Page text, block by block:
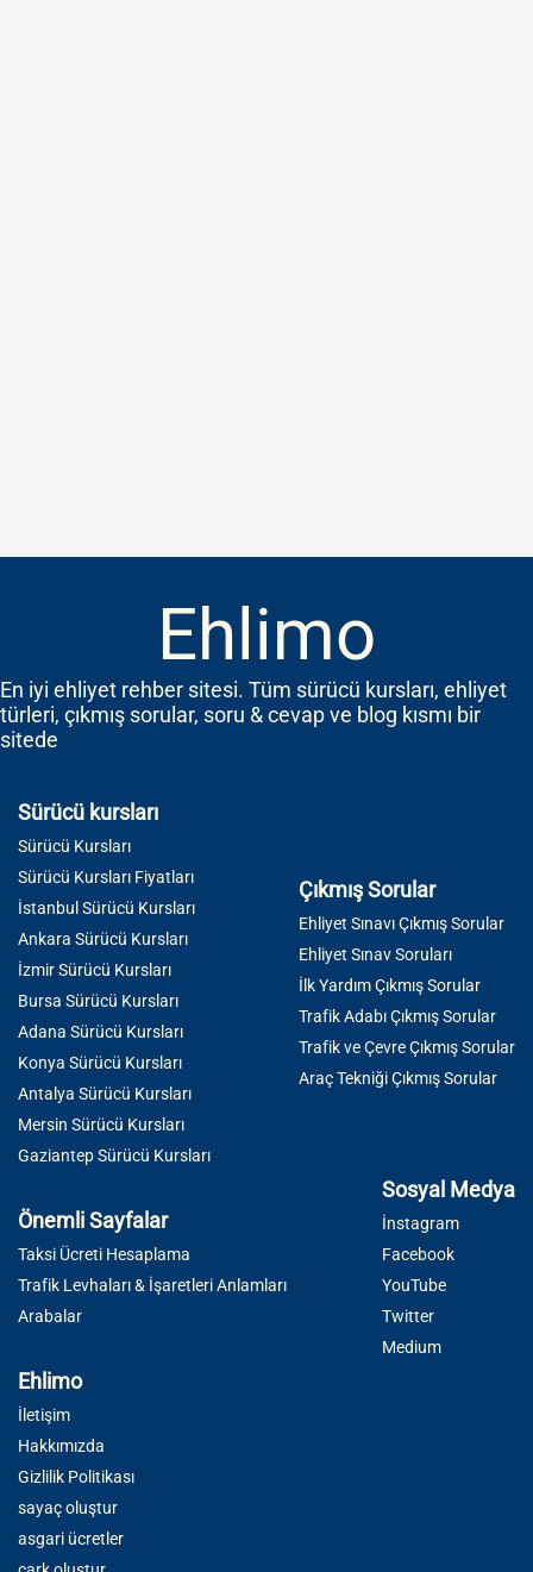
Ehlimo
En iyi ehliyet rehber sitesi. Tüm sürücü kursları, ehliyet
türleri, çıkmış sorular, soru & cevap ve blog kısmı bir
sitede
Sürücü kursları
Sürücü Kursları
Sürücü Kursları Fiyatları
İstanbul Sürücü Kursları
Ankara Sürücü Kursları
İzmir Sürücü Kursları
Bursa Sürücü Kursları
Adana Sürücü Kursları
Konya Sürücü Kursları
Antalya Sürücü Kursları
Mersin Sürücü Kursları
Gaziantep Sürücü Kursları
Çıkmış Sorular
Ehliyet Sınavı Çıkmış Sorular
Ehliyet Sınav Soruları
İlk Yardım Çıkmış Sorular
Trafik Adabı Çıkmış Sorular
Trafik ve Çevre Çıkmış Sorular
Araç Tekniği Çıkmış Sorular
Önemli Sayfalar
Taksi Ücreti Hesaplama
Trafik Levhaları & İşaretleri Anlamları
Arabalar
Sosyal Medya
İnstagram
Facebook
YouTube
Twitter
Medium
Ehlimo
İletişim
Hakkımızda
Gizlilik Politikası
sayaç oluştur
asgari ücretler